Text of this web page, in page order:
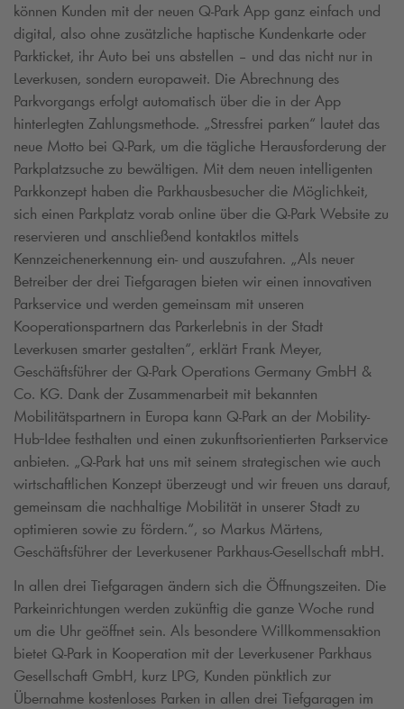
können Kunden mit der neuen Q-Park App ganz einfach und
digital, also ohne zusätzliche haptische Kundenkarte oder
Parkticket, ihr Auto bei uns abstellen – und das nicht nur in
Leverkusen, sondern europaweit. Die Abrechnung des
Parkvorgangs erfolgt automatisch über die in der App
hinterlegten Zahlungsmethode. „Stressfrei parken“ lautet das
neue Motto bei Q-Park, um die tägliche Herausforderung der
Parkplatzsuche zu bewältigen. Mit dem neuen intelligenten
Parkkonzept haben die Parkhausbesucher die Möglichkeit,
sich einen Parkplatz vorab online über die Q-Park Website zu
reservieren und anschließend kontaktlos mittels
Kennzeichenerkennung ein- und auszufahren. „Als neuer
Betreiber der drei Tiefgaragen bieten wir einen innovativen
Parkservice und werden gemeinsam mit unseren
Kooperationspartnern das Parkerlebnis in der Stadt
Leverkusen smarter gestalten“, erklärt Frank Meyer,
Geschäftsführer der Q-Park Operations Germany GmbH &
Co. KG. Dank der Zusammenarbeit mit bekannten
Mobilitätspartnern in Europa kann Q-Park an der Mobility-
Hub Idee festhalten und einen zukunftsorientierten Parkservice
anbieten. „Q-Park hat uns mit seinem strategischen wie auch
wirtschaftlichen Konzept überzeugt und wir freuen uns darauf,
gemeinsam die nachhaltige Mobilität in unserer Stadt zu
optimieren sowie zu fördern.“, so Markus Märtens,
Geschäftsführer der Leverkusener Parkhaus-Gesellschaft mbH.
In allen drei Tiefgaragen ändern sich die Öffnungszeiten. Die
Parkeinrichtungen werden zukünftig die ganze Woche rund
um die Uhr geöffnet sein. Als besondere Willkommensaktion
bietet Q-Park in Kooperation mit der Leverkusener Parkhaus
Gesellschaft GmbH, kurz LPG, Kunden pünktlich zur
Übernahme kostenloses Parken in allen drei Tiefgaragen im